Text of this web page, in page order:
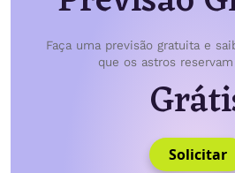
Faça uma previsão gratuita e
que os astros
Solicitar